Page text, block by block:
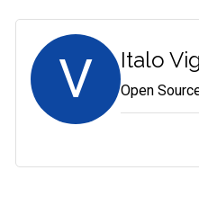
V Italo
Open